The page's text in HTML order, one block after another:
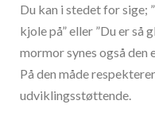
Du kan i stedet for sige;
kjole på” eller ”Du er så
mormor synes også den
På den måde
udviklingsstøttende.